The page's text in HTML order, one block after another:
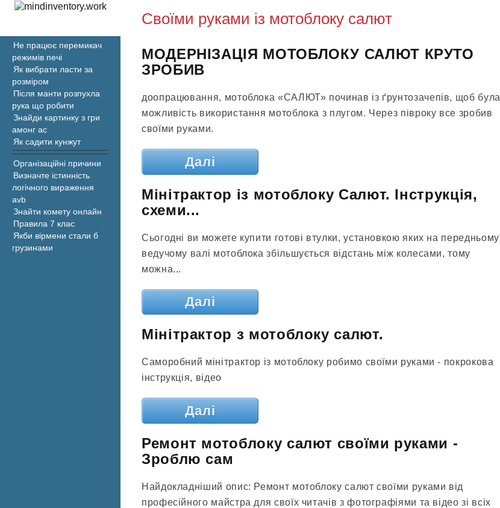
Своїми руками із мотоблоку салют
МОДЕРНІЗАЦІЯ МОТОБЛОКУ САЛЮТ КРУТО
ЗРОБИВ
доопрацювання, мотоблока «САЛЮТ» починав із ґрунтозачепів, щоб була
можливість використання мотоблока з плугом. Через півроку все зробив
своїми руками.
Далі
Мінітрактор із мотоблоку Салют. Інструкція,
схеми...
Сьогодні ви можете купити готові втулки, установкою яких на передньому
ведучому валі мотоблока збільшується відстань між колесами, тому
можна...
Далі
Мінітрактор з мотоблоку салют.
Саморобний мінітрактор із мотоблоку робимо своїми руками - покрокова
інструкція, відео
Далі
Ремонт мотоблоку салют своїми руками -
Зроблю сам
Найдокладніший опис: Ремонт мотоблоку салют своїми руками від
професійного майстра для своїх читачів з фотографіями та відео зі всіх
Не працює перемикач
режимів печі
Як вибрати ласти за
розміром
Після манти розпухла
рука що робити
Знайди картинку з гри
амонг ас
Як садити кунжут
Організаційні причини
Визначте істинність
логічного вираження
avb
Знайти комету онлайн
Правила 7 клас
Якби вірмени стали б
грузинами